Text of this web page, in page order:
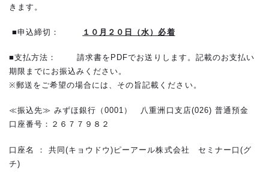
きます。
■申込締切： １０月２０日（水）必着
■支払方法： 請求書をPDFでお送りします。記載のお支払い
期限までにお振込みください。
※郵送をご希望の場合には、その旨記載ください。
≪振込先≫ みずほ銀行（0001） 八重洲口支店(026) 普通預金
口座番号：２６７７９８２
口座名 ： 共同(キョウドウ)ピーアール株式会社 セミナー口(グ
チ)